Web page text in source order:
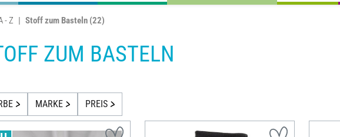
- Z Stoff zum Basteln (22)
ZUM BASTELN
MARKE PREIS